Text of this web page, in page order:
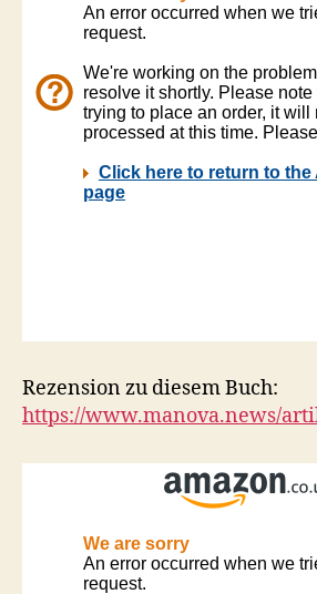
Rezension zu diesem Buch:
https://www.manova.news/